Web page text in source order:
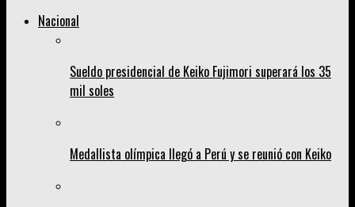
Nacional
Sueldo presidencial de Keiko Fujimori superará los 35
mil soles
Medallista olímpica llegó a Perú y se reunió con Keiko